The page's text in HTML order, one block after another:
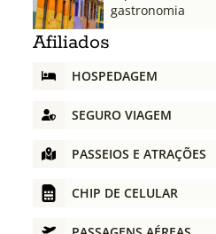
gastronomia
Afiliados
HOSPEDAGEM
SEGURO VIAGEM
PASSEIOS E ATRAÇÕES
CHIP DE CELULAR